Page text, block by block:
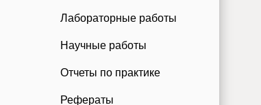
Лабораторные работы
Научные работы
Отчеты по практике
Рефераты